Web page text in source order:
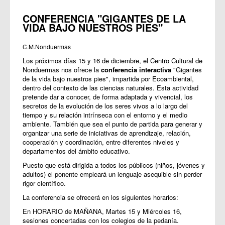
CONFERENCIA "GIGANTES DE LA
VIDA BAJO NUESTROS PIES"
C.M.Nonduermas
Los próximos días 15 y 16 de diciembre, el Centro Cultural de
Nonduermas nos ofrece la conferencia interactiva "Gigantes
de la vida bajo nuestros pies", impartida por Ecoambiental,
dentro del contexto de las ciencias naturales. Esta actividad
pretende dar a conocer, de forma adaptada y vivencial, los
secretos de la evolución de los seres vivos a lo largo del
tiempo y su relación intrínseca con el entorno y el medio
ambiente. También que sea el punto de partida para generar y
organizar una serie de iniciativas de aprendizaje, relación,
cooperación y coordinación, entre diferentes niveles y
departamentos del ámbito educativo.
Puesto que está dirigida a todos los públicos (niños, jóvenes y
adultos) el ponente empleará un lenguaje asequible sin perder
rigor científico.
La conferencia se ofrecerá en los siguientes horarios:
En HORARIO de MAÑANA, Martes 15 y Miércoles 16,
sesiones concertadas con los colegios de la pedanía.